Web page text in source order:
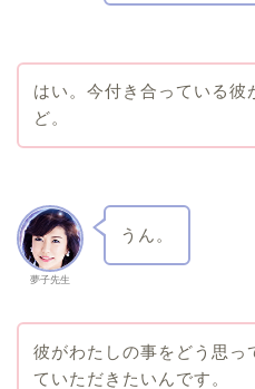
はい。今付き合っている彼
ど。
夢子先生
うん。
彼がわたしの事をどう思っ
ていただきたいんです。